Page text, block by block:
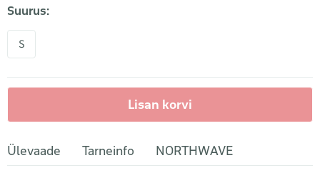
Suurus:
S
Lisan korvi
Ülevaade Tarneinfo NORTHWAVE